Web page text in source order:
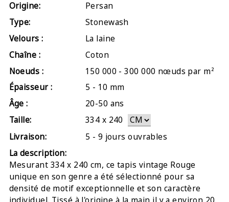
Origine:
Persan
Type:
Stonewash
Velours :
La laine
Chaîne :
Coton
Noeuds :
150 000 - 300 000 nœuds par m²
Épaisseur :
5 - 10 mm
Âge :
20-50 ans
Taille:
334 x 240
Livraison:
5 - 9 jours ouvrables
La description:
Mesurant 334 x 240 cm, ce tapis vintage Rouge
unique en son genre a été sélectionné pour sa
densité de motif exceptionnelle et son caractère